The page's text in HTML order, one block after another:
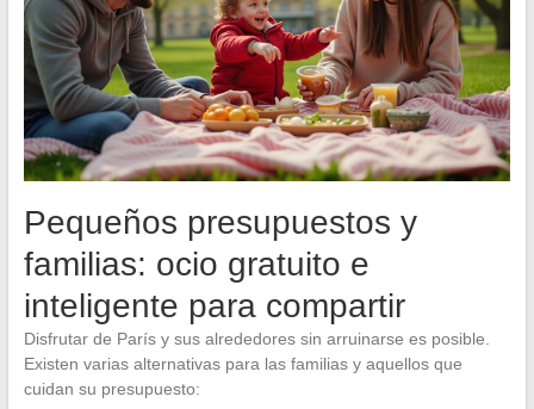
Pequeños presupuestos y
familias: ocio gratuito e
inteligente para compartir
Disfrutar de París y sus alrededores sin arruinarse es posible.
Existen varias alternativas para las familias y aquellos que
cuidan su presupuesto: